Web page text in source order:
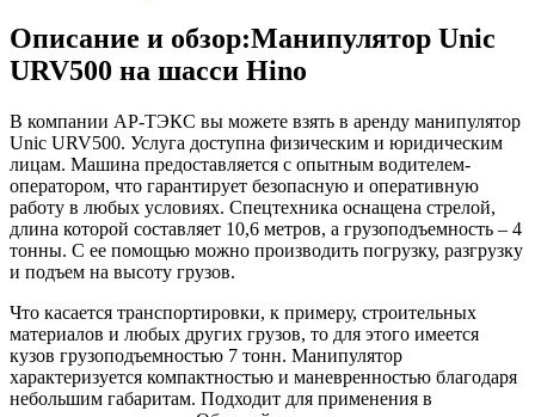
Описание и обзор:Манипулятор Unic
URV500 на шасси Hino
В компании АР-ТЭКС вы можете взять в аренду манипулятор
Unic URV500. Услуга доступна физическим и юридическим
лицам. Машина предоставляется с опытным водителем-
оператором, что гарантирует безопасную и оперативную
работу в любых условиях. Спецтехника оснащена стрелой,
длина которой составляет 10,6 метров, а грузоподъемность – 4
тонны. С ее помощью можно производить погрузку, разгрузку
и подъем на высоту грузов.
Что касается транспортировки, к примеру, строительных
материалов и любых других грузов, то для этого имеется
кузов грузоподъемностью 7 тонн. Манипулятор
характеризуется компактностью и маневренностью благодаря
небольшим габаритам. Подходит для применения в